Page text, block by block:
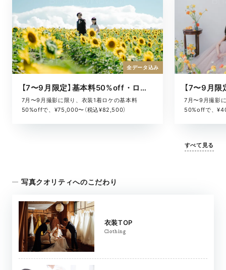
【7〜9月限定】基本料50%off・ロケキャンペーン
7月〜9月撮影に限り、衣装1着ロケの基本料
50%offで、¥75,000〜（税込¥82,500）
全データ込み
7月〜9月撮影
50%offで、
すべて見る
写真クオリティへのこだわり
衣装TOP
Clothing